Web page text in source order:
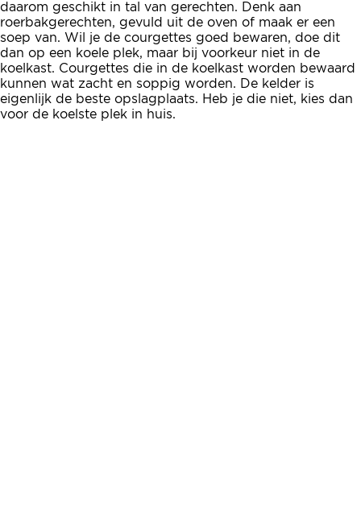
daarom geschikt in tal van gerechten. Denk aan
roerbakgerechten, gevuld uit de oven of maak er een
soep van. Wil je de courgettes goed bewaren, doe dit
dan op een koele plek, maar bij voorkeur niet in de
koelkast. Courgettes die in de koelkast worden bewaard
kunnen wat zacht en soppig worden. De kelder is
eigenlijk de beste opslagplaats. Heb je die niet, kies dan
voor de koelste plek in huis.